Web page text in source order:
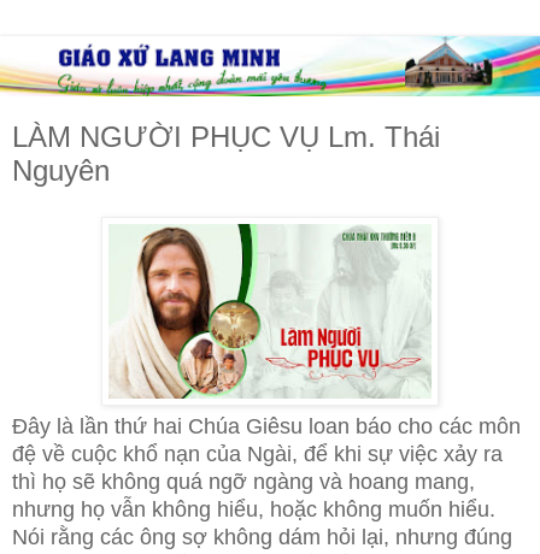
LÀM NGƯỜI PHỤC VỤ Lm. Thái
Nguyên
Đây là lần thứ hai Chúa Giêsu loan báo cho các môn
đệ về cuộc khổ nạn của Ngài, để khi sự việc xảy ra
thì họ sẽ không quá ngỡ ngàng và hoang mang,
nhưng họ vẫn không hiểu, hoặc không muốn hiểu.
Nói rằng các ông sợ không dám hỏi lại, nhưng đúng